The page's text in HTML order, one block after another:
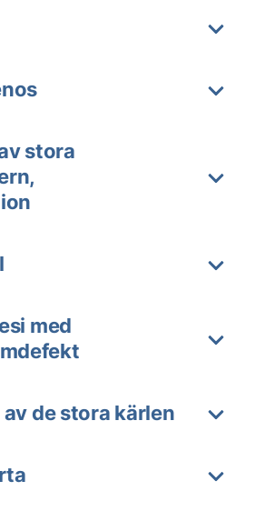
stora
med
de stora kärlen